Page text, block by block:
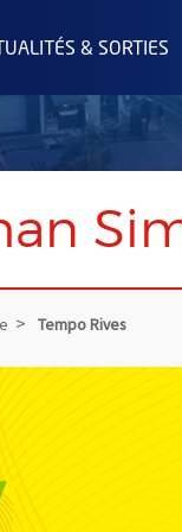
& SORTIES
Tempo Rives